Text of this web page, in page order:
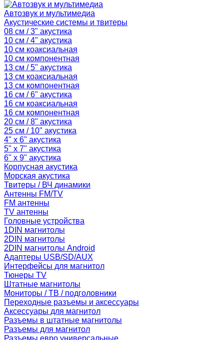
Автозвук и мультимедиа
Акустические системы и твитеры
08 см / 3" акустика
10 см / 4" акустика
10 см коаксиальная
10 см компонентная
13 см / 5" акустика
13 см коаксиальная
13 см компонентная
16 см / 6" акустика
16 см коаксиальная
16 см компонентная
20 см / 8" акустика
25 см / 10" акустика
4" x 6" акустика
5" x 7" акустика
6" x 9" акустика
Корпусная акустика
Морская акустика
Твитеры / ВЧ динамики
Антенны FM/TV
FM антенны
TV антенны
Головные устройства
1DIN магнитолы
2DIN магнитолы
2DIN магнитолы Android
Адаптеры USB/SD/AUX
Интерфейсы для магнитол
Тюнеры TV
Штатные магнитолы
Мониторы / ТВ / подголовники
Переходные разъемы и аксессуары
Аксессуары для магнитол
Разъемы в штатные магнитолы
Разъемы для магнитол
Разъемы евро универсальные